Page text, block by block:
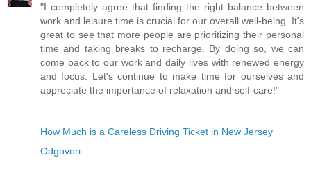
"I completely agree that finding the right balance between
work and leisure time is crucial for our overall well-being. It's
great to see that more people are prioritizing their personal
time and taking breaks to recharge. By doing so, we can
come back to our work and daily lives with renewed energy
and focus. Let's continue to make time for ourselves and
appreciate the importance of relaxation and self-care!"
How Much is a Careless Driving Ticket in New Jersey
Odgovori